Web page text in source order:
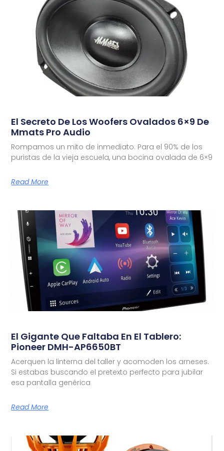
El Secreto De Los Woofers Ovalados 6×9 De
Mmats Pro Audio
Rompamos un mito de inmediato. Para el 90% de los
puristas de la vieja escuela, una bocina ovalada de 6×9
Read More
El Gigante Que Faltaba En El Tablero:
Pioneer DMH-AP6650BT
Acerquen la linterna del taller y acomoden los arneses.
Si estabas buscando el pretexto perfecto para jubilar
esa pantalla genérica
Read More